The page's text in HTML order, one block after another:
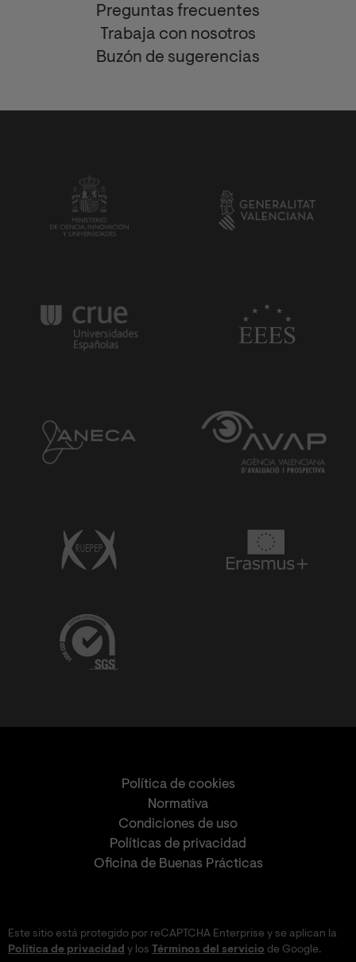
Preguntas frecuentes
Trabaja con nosotros
Buzón de sugerencias
Política de cookies
Normativa
Condiciones de uso
Políticas de privacidad
Oficina de Buenas Prácticas
Este sitio está protegido por reCAPTCHA Enterprise y se aplican la
Política de privacidad y los Términos del servicio de Google.